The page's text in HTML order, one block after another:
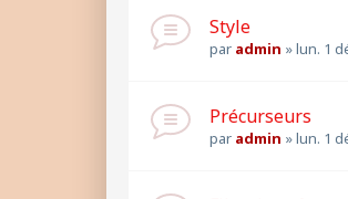
Style
par admin »lun. 1
Précurseurs
par admin »lun. 1